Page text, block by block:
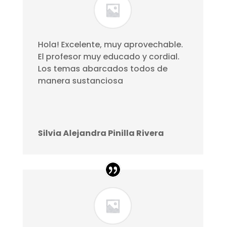
Hola! Excelente, muy aprovechable.
El profesor muy educado y cordial.
Los temas abarcados todos de
manera sustanciosa
Silvia Alejandra Pinilla Rivera